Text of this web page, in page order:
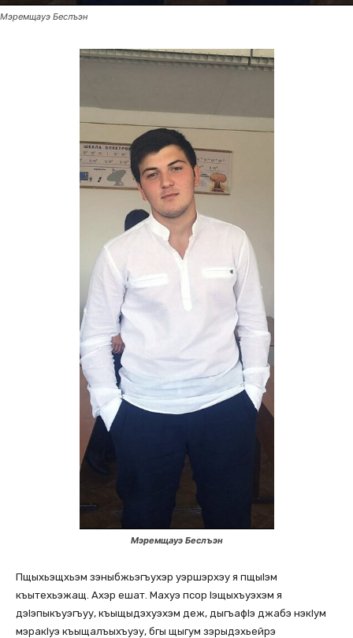
Мэремщауэ Беслъэн
Мэремщауэ Беслъэн
Пщыхьэщхьэм зэныбжьэгъухэр уэршэрхэу я пщыIэм
къытехьэжащ. Ахэр ешат. Махуэ псор Iэщыхъуэхэм я
дэIэпыкъуэгъуу, къыщыдэхуэхэм деж, дыгъафIэ джабэ нэкIум
мэракIуэ къыщалъыхъуэу, бгы щыгум зэрыдэхьейрэ